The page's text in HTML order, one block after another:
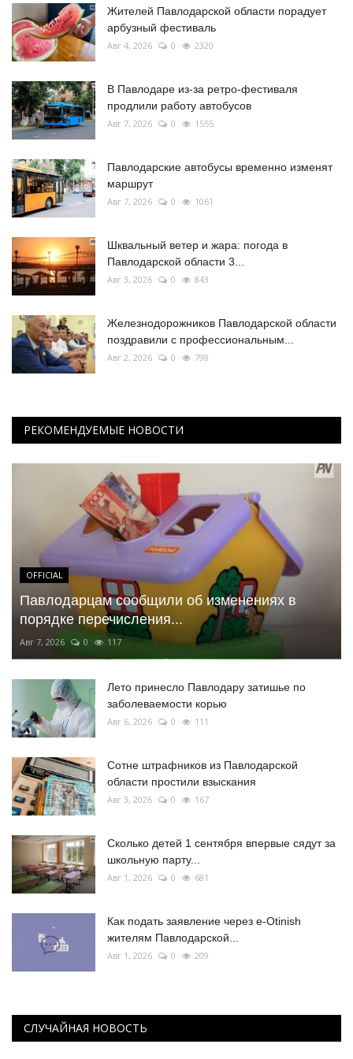
Жителей Павлодарской области порадует
арбузный фестиваль
Авг 4, 2026 0 2320
В Павлодаре из-за ретро-фестиваля
продлили работу автобусов
Авг 7, 2026 0 1555
Павлодарские автобусы временно изменят
маршрут
Авг 7, 2026 0 1061
Шквальный ветер и жара: погода в
Павлодарской области 3...
Авг 3, 2026 0 843
Железнодорожников Павлодарской области
поздравили с профессиональным...
Авг 2, 2026 0 798
РЕКОМЕНДУЕМЫЕ НОВОСТИ
OFFICIAL
Павлодарцам сообщили об изменениях в
порядке перечисления...
Авг 7, 2026 0 117
Лето принесло Павлодару затишье по
заболеваемости корью
Авг 6, 2026 0 111
Сотне штрафников из Павлодарской
области простили взыскания
Авг 3, 2026 0 167
Сколько детей 1 сентября впервые сядут за
школьную парту...
Авг 1, 2026 0 681
Как подать заявление через e-Otinish
жителям Павлодарской...
Авг 1, 2026 0 209
СЛУЧАЙНАЯ НОВОСТЬ